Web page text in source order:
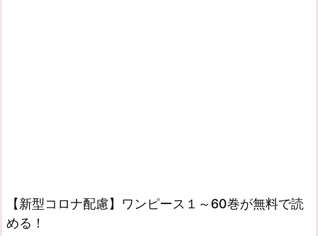
【新型コロナ配慮】ワンピース１～60巻が無料で読
める！